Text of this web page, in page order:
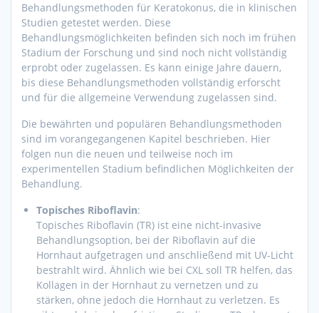
Behandlungsmethoden für Keratokonus, die in klinischen
Studien getestet werden. Diese
Behandlungsmöglichkeiten befinden sich noch im frühen
Stadium der Forschung und sind noch nicht vollständig
erprobt oder zugelassen. Es kann einige Jahre dauern,
bis diese Behandlungsmethoden vollständig erforscht
und für die allgemeine Verwendung zugelassen sind.
Die bewährten und populären Behandlungsmethoden
sind im vorangegangenen Kapitel beschrieben. Hier
folgen nun die neuen und teilweise noch im
experimentellen Stadium befindlichen Möglichkeiten der
Behandlung.
Topisches Riboflavin:
Topisches Riboflavin (TR) ist eine nicht-invasive
Behandlungsoption, bei der Riboflavin auf die
Hornhaut aufgetragen und anschließend mit UV-Licht
bestrahlt wird. Ähnlich wie bei CXL soll TR helfen, das
Kollagen in der Hornhaut zu vernetzen und zu
stärken, ohne jedoch die Hornhaut zu verletzen. Es